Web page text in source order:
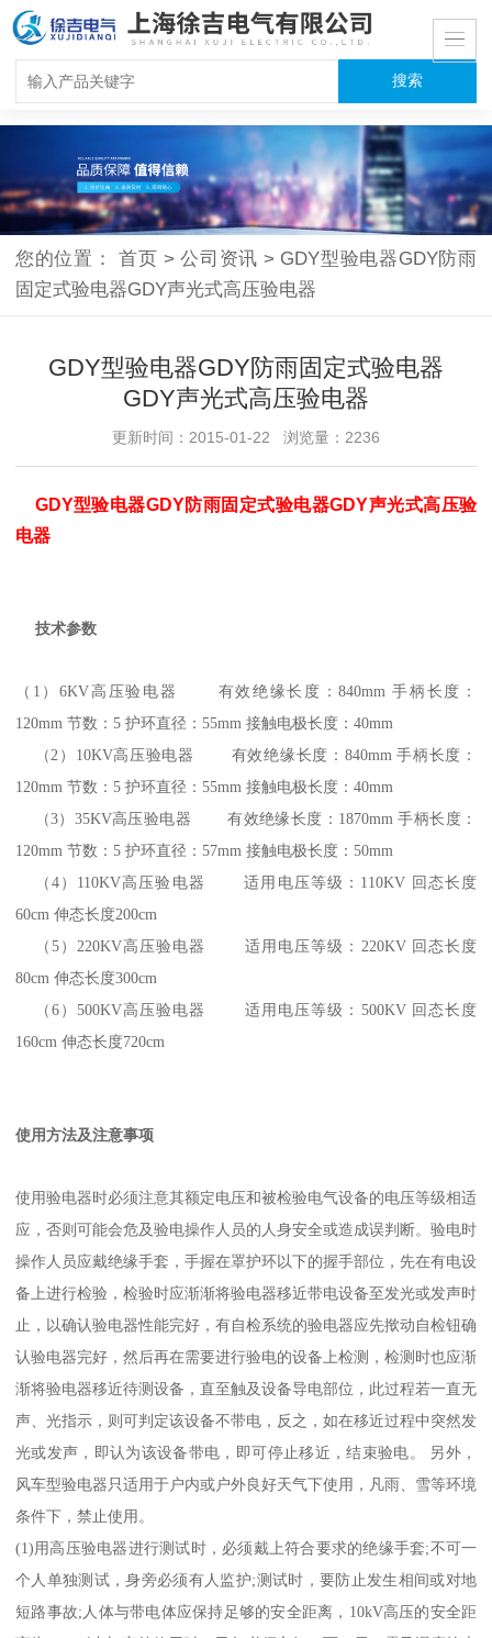
您的位置：首页 > 公司资讯 > GDY型验电器GDY防雨
固定式验电器GDY声光式高压验电器
GDY型验电器GDY防雨固定式验电器
GDY声光式高压验电器
更新时间：2015-01-22 浏览量：2236
GDY型验电器GDY防雨固定式验电器GDY声光式高压验
电器
技术参数
（1 ）6KV高压验电器 有效绝缘长度：840mm手柄长度：
120mm 节数： 5 护环直径： 55mm 接触电极长度： 40mm
（2 ） 10KV高压验电器 有效绝缘长度： 840mm手柄长度：
120mm 节数： 5 护环直径： 55mm 接触电极长度： 40mm
（3） 35KV高压验电器 有效绝缘长度： 1870mm手柄长度：
120mm 节数： 5 护环直径： 57mm 接触电极长度： 50mm
（4） 110KV高压验电器 适用电压等级： 110KV 回态长度
60cm 伸态长度200cm
（5） 220KV高压验电器 适用电压等级： 220KV 回态长度
80cm 伸态长度300cm
（6） 500KV高压验电器 适用电压等级： 500KV 回态长度
160cm 伸态长度720cm
使用方法及注意事项
使用验电器时必须注意其额定电压和被检验电气设备的电压等级相适
应，否则可能会危及验电操作人员的人身安全或造成误判断。验电时
操作人员应戴绝缘手套，手握在罩护环以下的握手部位，先在有电设
备上进行检验，检验时应渐渐将验电器移近带电设备至发光或发声时
止，以确认验电器性能完好，有自检系统的验电器应先揿动自检钮确
认验电器完好，然后再在需要进行验电的设备上检测，检测时也应渐
渐将验电器移近待测设备，直至触及设备导电部位，此过程若一直无
声、光指示，则可判定该设备不带电，反之，如在移近过程中突然发
光或发声，即认为该设备带电，即可停止移近，结束验电。 另外，
风车型验电器只适用于户内或户外良好天气下使用，凡雨、雪等环境
条件下，禁止使用。
(1) 用高压验电器进行测试时，必须戴上符合要求的绝缘手套;不可一
个人单独测试，身旁必须有人监护;测试时，要防止发生相间或对地
短路事故; 人体与带电体应保持足够的安全距离， 10kV高压的安全距